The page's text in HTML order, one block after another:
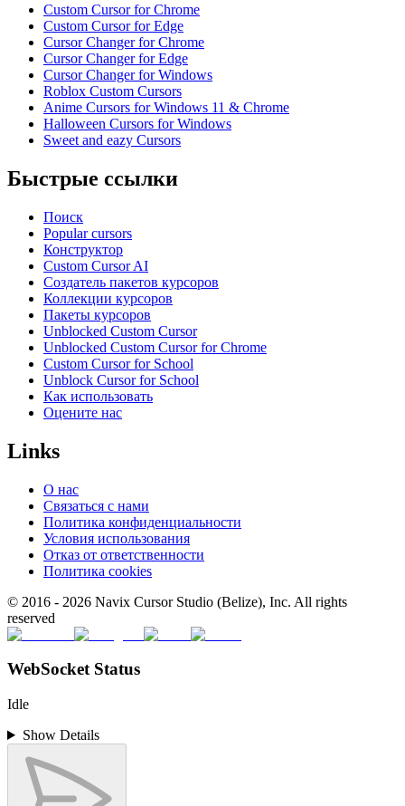
Custom Cursor for Chrome
Custom Cursor for Edge
Cursor Changer for Chrome
Cursor Changer for Edge
Cursor Changer for Windows
Roblox Custom Cursors
Anime Cursors for Windows 11 & Chrome
Halloween Cursors for Windows
Sweet and eazy Cursors
Быстрые ссылки
Поиск
Popular cursors
Конструктор
Custom Cursor AI
Создатель пакетов курсоров
Коллекции курсоров
Пакеты курсоров
Unblocked Custom Cursor
Unblocked Custom Cursor for Chrome
Custom Cursor for School
Unblock Cursor for School
Как использовать
Оцените нас
Links
О нас
Связаться с нами
Политика конфиденциальности
Условия использования
Отказ от ответственности
Политика cookies
© 2016 - 2026 Navix Cursor Studio (Belize), Inc. All rights
reserved
WebSocket Status
Idle
Show Details